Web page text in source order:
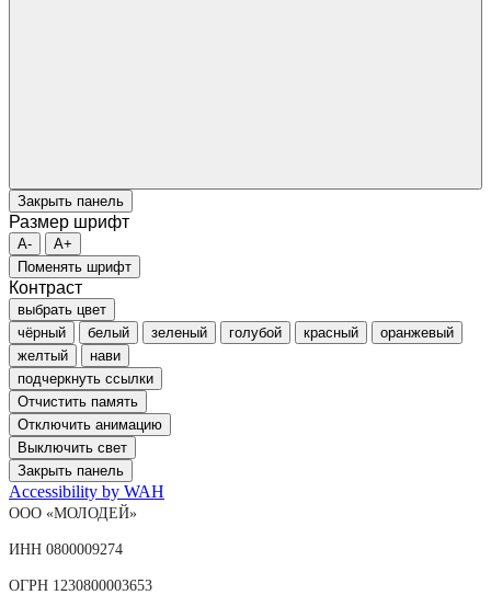
Закрыть панель
Размер шрифт
A-
A+
Поменять шрифт
Контраст
выбрать цвет
чёрный
белый зеленый голубой красный
оранжевый
желтый
нави
подчеркнуть ссылки
Отчистить память
Отключить анимацию
Выключить свет
Закрыть панель
Accessibility by WAH
ООО «МОЛОДЕЙ»
ИНН 0800009274
ОГРН 1230800003653